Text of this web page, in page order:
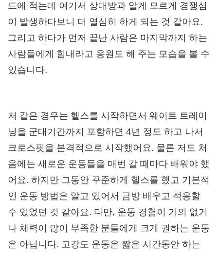
드에 적는데 여기서 상대방과 알게 모르게 경쟁심
이 발생하다보니 더 열심히 하게 되는 것 같아요.
그리고 하다가 먼저 끝난 사람은 마지막까지 하는
사람들에게 힘내라고 응원도 해 주는 모습을 볼 수
있습니다.
저 같은 경우는 헬스를 시작하면서 웨이트 트레이
닝을 군대기간까지 포함하면 4년 정도 하고 나서
크로스핏을 본격적으로 시작했어요. 물론 저도 처
음에는 새로운 운동들을 매번 갈 때마다 배워야 했
어요. 하지만 그동안 꾸준하게 헬스를 했고 기본적
인 운동 방법은 알고 있어서 금방 배우고 적응할
수 있었던 것 같아요. 다만, 운동 경험이 거의 없거
나 체력이 많이 부족한 분들에게 크게 권하는 운동
은 아닙니다. 고강도 운동은 짧은 시간동안 하는